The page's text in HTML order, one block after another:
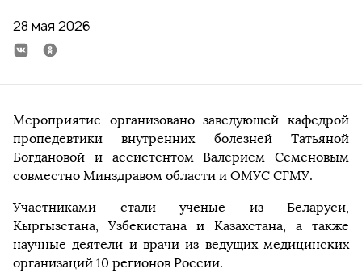
28 мая 2026
Мероприятие организовано заведующей кафедрой
пропедевтики внутренних болезней Татьяной
Богдановой и ассистентом Валерием Семеновым
совместно Минздравом области и ОМУС СГМУ.
Участниками стали ученые из Беларуси,
Кыргызстана, Узбекистана и Казахстана, а также
научные деятели и врачи из ведущих медицинских
организаций 10 регионов России.